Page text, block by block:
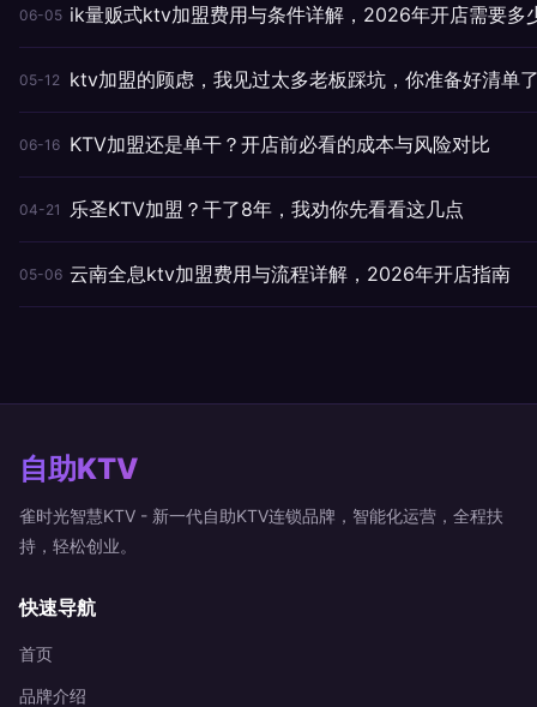
06-05 ik量贩式ktv加盟费用与条件详解，2026年开店需要多
05-12 ktv加盟的顾虑，我见过太多老板踩坑，你准备好清单
06-16 KTV加盟还是单干？开店前必看的成本与风险对比
04-21 乐圣KTV加盟？干了8年，我劝你先看看这几点
05-06 云南全息ktv加盟费用与流程详解，2026年开店指南
自助KTV
雀时光智慧KTV - 新一代自助KTV连锁品牌，智能化运营，全程扶
持，轻松创业。
快速导航
首页
品牌介绍